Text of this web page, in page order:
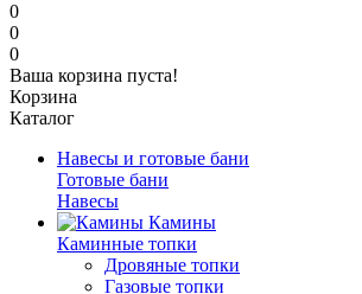
0
0
0
Ваша корзина пуста!
Корзина
Каталог
Навесы и готовые бани
Готовые бани
Навесы
Камины
Каминные топки
Дровяные топки
Газовые топки